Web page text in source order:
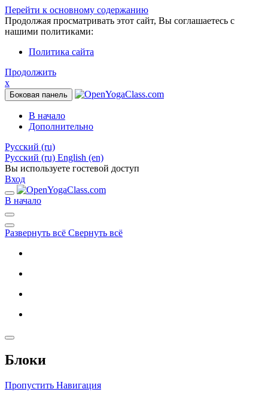
Перейти к основному содержанию
Продолжая просматривать этот сайт, Вы соглашаетесь с
нашими политиками:
Политика сайта
Продолжить
x
Боковая панель
В начало
Дополнительно
Русский ‎(ru)‎
Русский ‎(ru)‎ English ‎(en)‎
Вы используете гостевой доступ
Вход
В начало
Развернуть всё Свернуть всё
Блоки
Пропустить Навигация